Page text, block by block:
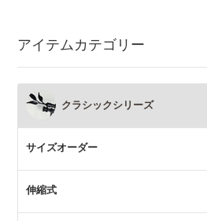
アイテムカテゴリー
クラシックシリーズ
サイズオーダー
伸縮式